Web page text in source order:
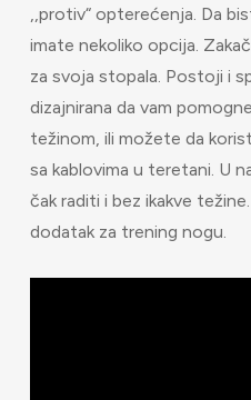
,,protiv“ opterećenja. Da
imate nekoliko opcija.
za svoja stopala. Postoji i
dizajnirana da vam
težinom, ili možete da
sa kablovima u teretani. U
čak raditi i bez ikakve
dodatak za trening nogu.